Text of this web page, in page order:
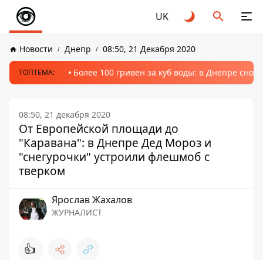
UK
Новости Днепр 08:50, 21 Декабря 2020
ТОПТЕМА: Более 100 гривен за куб воды: в Днепре
08:50, 21 декабря 2020
От Европейской площади до
"Каравана": в Днепре Дед Мороз и
"снегурочки" устроили флешмоб с
тверком
Ярослав Жахалов
ЖУРНАЛИСТ
👍